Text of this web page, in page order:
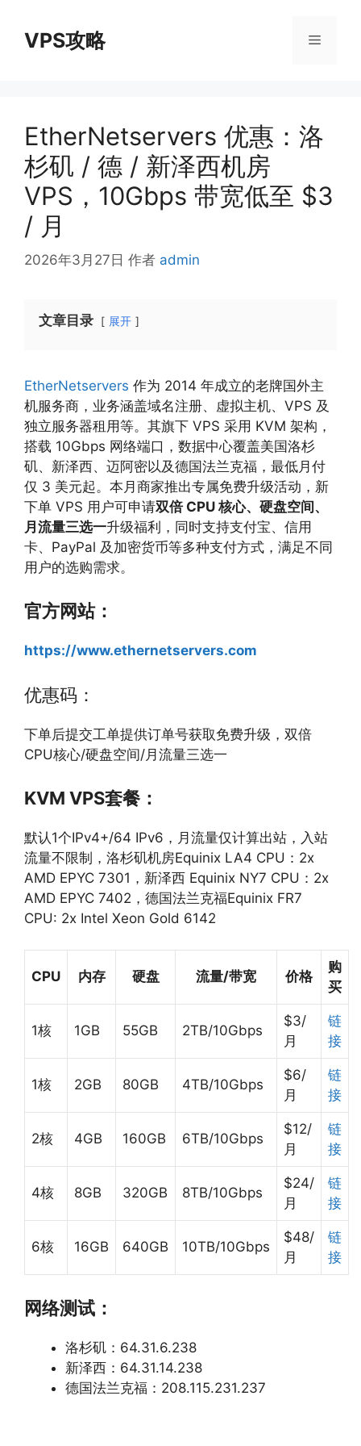
VPS攻略 菜
EtherNetservers 优惠：洛
杉矶 / 德 / 新泽西机房
VPS，10Gbps 带宽低至 $3
/ 月
2026年3月27日 作者 admin
文章目录 展开
EtherNetservers 作为 2014 年成立的老牌国外主
机服务商，业务涵盖域名注册、虚拟主机、VPS 及
独立服务器租用等。其旗下 VPS 采用 KVM 架构，
搭载 10Gbps 网络端口，数据中心覆盖美国洛杉
矶、新泽西、迈阿密以及德国法兰克福，最低月付
仅 3 美元起。本月商家推出专属免费升级活动，新
下单 VPS 用户可申请双倍 CPU 核心、硬盘空间、
月流量三选一升级福利，同时支持支付宝、信用
卡、PayPal 及加密货币等多种支付方式，满足不同
用户的选购需求。
官方网站：
https://www.ethernetservers.com
优惠码：
下单后提交工单提供订单号获取免费升级，双倍
CPU核心/硬盘空间/月流量三选一
KVM VPS套餐：
默认1个IPv4+/64 IPv6，月流量仅计算出站，入站
流量不限制，洛杉矶机房Equinix LA4 CPU：2x
AMD EPYC 7301，新泽西 Equinix NY7 CPU：2x
AMD EPYC 7402，德国法兰克福Equinix FR7
CPU: 2x Intel Xeon Gold 6142
CPU 内存 硬盘 流量/带宽 价格
购
买
1核 1GB 55GB 2TB/10Gbps
$3/
月
链
接
1核 2GB 80GB 4TB/10Gbps
$6/
月
链
接
2核 4GB 160GB 6TB/10Gbps
$12/
月
链
接
4核 8GB 320GB 8TB/10Gbps
$24/
月
链
接
6核 16GB 640GB 10TB/10Gbps
$48/
月
链
接
网络测试：
洛杉矶：64.31.6.238
新泽西：64.31.14.238
德国法兰克福：208.115.231.237